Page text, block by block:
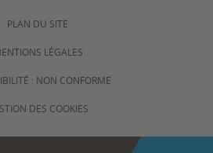
PLAN DU SITE
LÉGALES
: NON CONFORME
DES COOKIES